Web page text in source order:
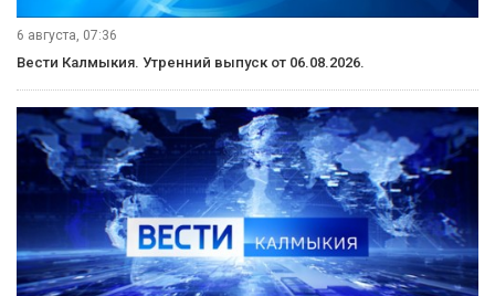
6 августа, 09:45